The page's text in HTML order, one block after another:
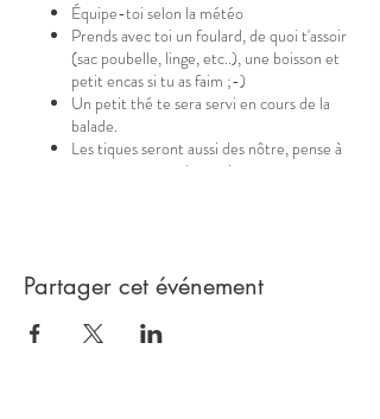
Équipe-toi selon la météo
Prends avec toi un foulard, de quoi t'assoir
(sac poubelle, linge, etc..), une boisson et
petit encas si tu as faim ;-)
Un petit thé te sera servi en cours de la
balade.
Les tiques seront aussi des nôtre, pense à
te sprayer avant de partir.
Ton paiement fait office de confirmation
d'inscription
Min. 3 pers. , max. 6 pers.
CHF 45.-/pers.
Partager cet événement